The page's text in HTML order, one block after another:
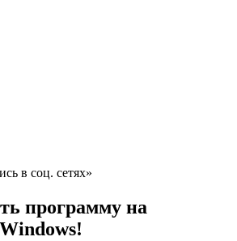
в соц. сетях»
программу на